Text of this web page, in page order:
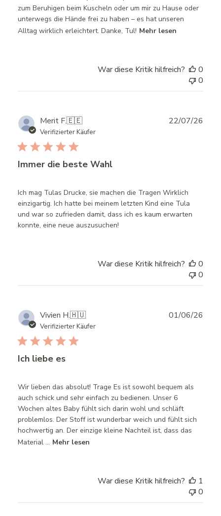
zum Beruhigen beim Kuscheln oder um mir zu Hause oder
unterwegs die Hände frei zu haben – es hat unseren
Alltag wirklich erleichtert. Danke, Tul! Mehr lesen
War diese Kritik hilfreich?
0
0
Merit F.🇪🇪
Verifizierter Käufer
Immer die beste Wahl
Ich mag Tulas Drucke, sie machen die Tragen Wirklich
einzigartig. Ich hatte bei meinem letzten Kind eine Tula
und war so zufrieden damit, dass ich es kaum erwarten
konnte, eine neue auszusuchen!
22/07/26
War diese Kritik hilfreich?
0
0
Vivien H.🇭🇺
Verifizierter Käufer
Ich liebe es
Wir lieben das absolut! Trage Es ist sowohl bequem als
auch schick und sehr einfach zu bedienen. Unser 6
Wochen altes Baby fühlt sich darin wohl und schläft
problemlos. Der Stoff ist wunderbar weich und fühlt sich
hochwertig an. Der einzige kleine Nachteil ist, dass das
Material ... Mehr lesen
01/06/26
War diese Kritik hilfreich?
1
0